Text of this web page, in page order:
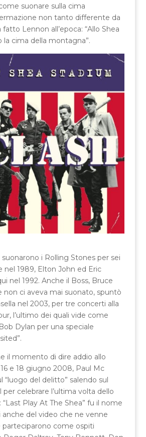
suonare sulla cima
non tanto differente da
Lennon all’epoca: “Allo Shea
la cima della montagna”.
suonarono i Rolling Stones per sei
nel 1989, Elton John ed Eric
nel 1992. Anche il Boss, Bruce
non ci aveva mai suonato, spuntò
nel 2003, per tre concerti alla
l’ultimo dei quali vide come
Dylan per una speciale
il momento di dire addio allo
e 18 giugno 2008, Paul Mc
“luogo del delitto” salendo sul
per celebrare l’ultima volta dello
Play At The Shea” fu il nome
anche del video che ne venne
parteciparono come ospiti